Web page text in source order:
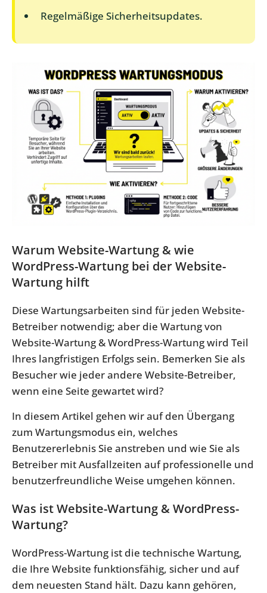
Regelmäßige Sicherheitsupdates.
Warum Website-Wartung & wie
WordPress-Wartung bei der Website-
Wartung hilft
Diese Wartungsarbeiten sind für jeden Website-
Betreiber notwendig; aber die Wartung von
Website-Wartung & WordPress-Wartung wird Teil
Ihres langfristigen Erfolgs sein. Bemerken Sie als
Besucher wie jeder andere Website-Betreiber,
wenn eine Seite gewartet wird?
In diesem Artikel gehen wir auf den Übergang
zum Wartungsmodus ein, welches
Benutzererlebnis Sie anstreben und wie Sie als
Betreiber mit Ausfallzeiten auf professionelle und
benutzerfreundliche Weise umgehen können.
Was ist Website-Wartung & WordPress-
Wartung?
WordPress-Wartung ist die technische Wartung,
die Ihre Website funktionsfähig, sicher und auf
dem neuesten Stand hält. Dazu kann gehören,